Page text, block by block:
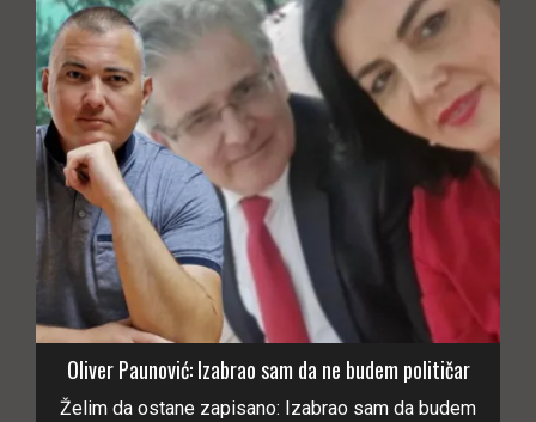
Oliver Paunović: Izabrao sam da ne budem političar
Želim da ostane zapisano: Izabrao sam da budem